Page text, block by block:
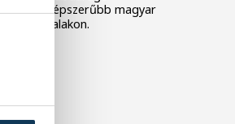
a legnépszerűbb magyar
oldalakon.